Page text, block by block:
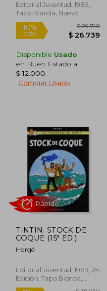
dcto. $ 35.782
Rápido
Editorial Juventud, 1989,
Tapa Blanda, Nuevo
Disponible Usado
en Buen Estado a
$ 12.000
Comprar Usado
TINTIN: STOCK DE
COQUE (15ª ED.)
Hergé
Editorial Juventud, 1989, 25
Edición, Tapa Blanda,
Nuevo